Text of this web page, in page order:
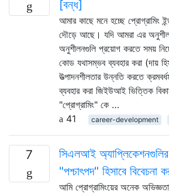
[বন্ধ]
আমার কাছে মনে হচ্ছে প্রোগ্রামিং
দৌড়ে আছে। যদি আমরা এর
অনুশীলনগুলি প্রয়োগ করতে সময়
কোড যথাসম্ভব ব্যবহার করা (দায়
উত্পাদনশীলতার উন্নতি করতে
ব্যবহার করা জিইউআই ভিত্তিক
"প্রোগ্রামিং" কে …
41
career-development
7
সিএলআই অ্যাপ্লিকেশনগুলির
"পশ্চাৎপদ" হিসাবে বিবেচনা
আমি প্রোগ্রামিংয়ের অনেক